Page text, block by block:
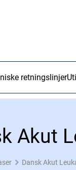
retningslinjer
Akut
Dansk Akut